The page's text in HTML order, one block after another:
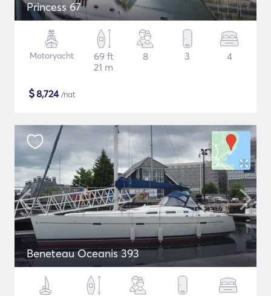
Princess 67
Motoryacht
69 ft
21 m
8 3 4
$8,724/nat
Beneteau Oceanis 393